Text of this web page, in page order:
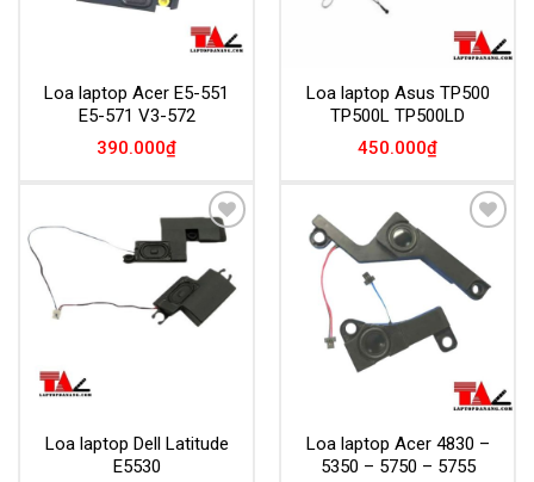
Loa laptop Acer E5-551
E5-571 V3-572
390.000₫
Loa laptop Asus TP500
TP500L TP500LD
450.000₫
Add to
Loa laptop Dell Latitude
E5530
Wishlist
Loa laptop Acer 4830 –
5350 – 5750 – 5755